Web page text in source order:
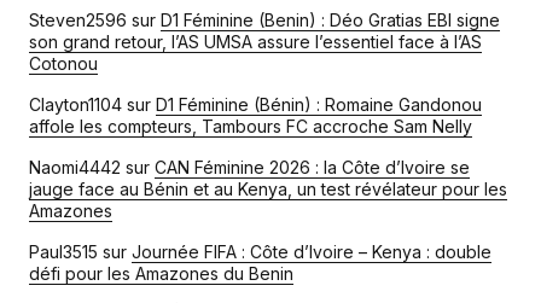
Steven2596 sur D1 Féminine (Benin) : Déo Gratias EBI signe
son grand retour, l’AS UMSA assure l’essentiel face à l’AS
Cotonou
Clayton1104 sur D1 Féminine (Bénin) : Romaine Gandonou
affole les compteurs, Tambours FC accroche Sam Nelly
Naomi4442 sur CAN Féminine 2026 : la Côte d’Ivoire se
jauge face au Bénin et au Kenya, un test révélateur pour les
Amazones
Paul3515 sur Journée FIFA : Côte d’Ivoire – Kenya : double
défi pour les Amazones du Benin